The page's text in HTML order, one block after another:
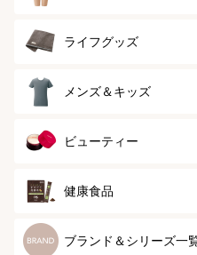
ボディースーツ
ランジェリー
イツ
健康サポート
スポーツ
ライフグッズ
アウター
グッズ
メンズ＆キッズ
メンズトップ
メンズソックス
ビューティー
スキンケア
スペシャルケア
健康食品
健康食品
ブランド＆シリーズ一